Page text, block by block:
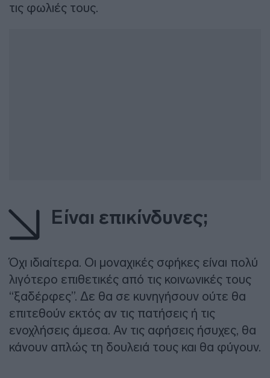
τις φωλιές τους.
Είναι επικίνδυνες;
Όχι ιδιαίτερα. Οι μοναχικές σφήκες είναι πολύ
λιγότερο επιθετικές από τις κοινωνικές τους
“ξαδέρφες”. Δε θα σε κυνηγήσουν ούτε θα
επιτεθούν εκτός αν τις πατήσεις ή τις
ενοχλήσεις άμεσα. Αν τις αφήσεις ήσυχες, θα
κάνουν απλώς τη δουλειά τους και θα φύγουν.